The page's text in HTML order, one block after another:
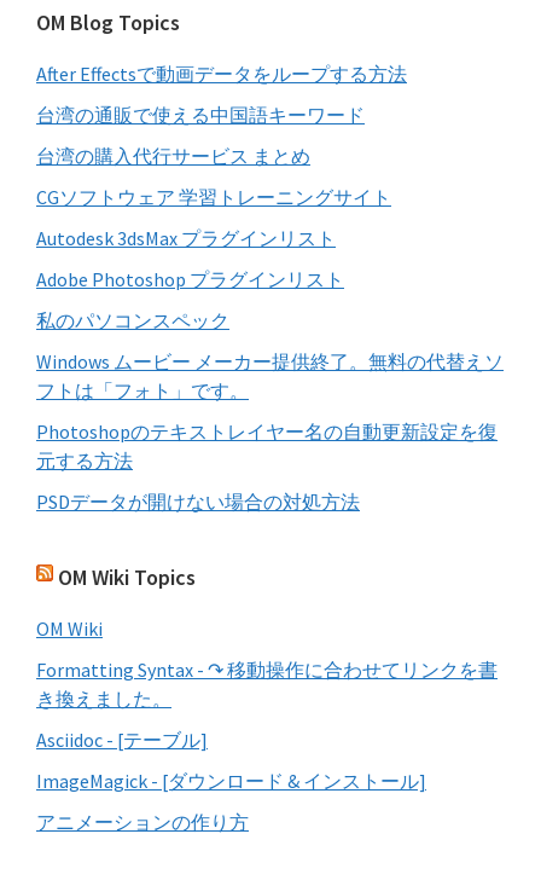
バ
ー
ト
検
索
す
る
OM Blog Topics
After Effectsで動画データをループする方法
台湾の通販で使える中国語キーワード
台湾の購入代行サービス まとめ
CGソフトウェア 学習トレーニングサイト
Autodesk 3dsMax プラグインリスト
Adobe Photoshop プラグインリスト
私のパソコンスペック
Windows ムービー メーカー提供終了。無料の代替えソ
フトは「フォト」です。
Photoshopのテキストレイヤー名の自動更新設定を復
元する方法
PSDデータが開けない場合の対処方法
OM Wiki Topics
OM Wiki
Formatting Syntax - ↷ 移動操作に合わせてリンクを書
き換えました。
Asciidoc - [テーブル]
ImageMagick - [ダウンロード & インストール]
アニメーションの作り方